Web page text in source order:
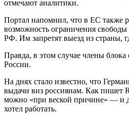
отмечают аналитики.
Портал напомнил, что в ЕС также
возможность ограничения
РФ. Им запретят выезд из страны,
Правда, в этом случае члены
России.
На днях стало известно, что
выдачи виз россиянам. Как пишет
можно «при веской причине» — и
хотел работать.